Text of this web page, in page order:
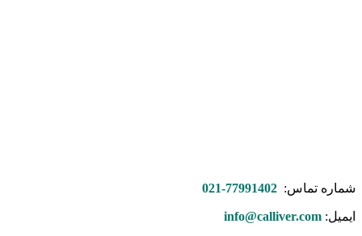
شماره تماس: 77991402-021
ایمیل: info@calliver.com